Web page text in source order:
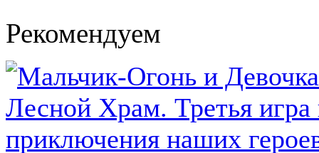
Рекомендуем